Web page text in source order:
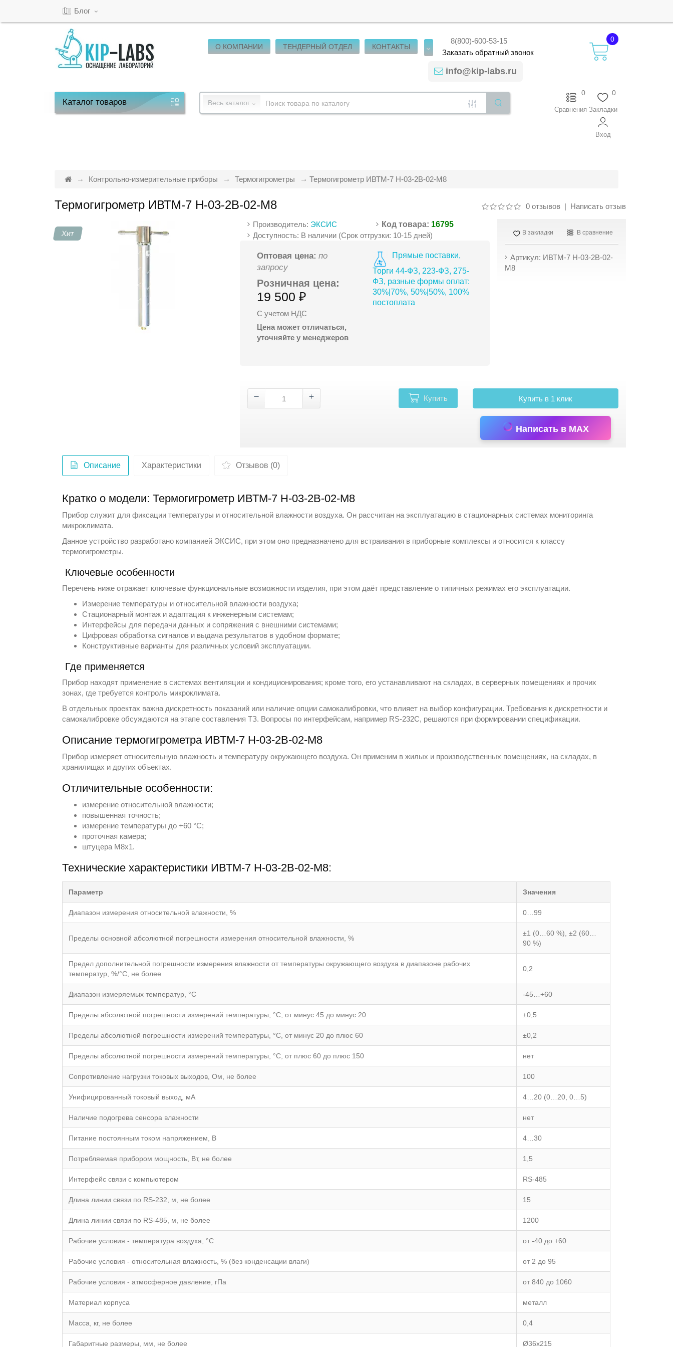
Блог
О КОМПАНИИ ТЕНДЕРНЫЙ ОТДЕЛ КОНТАКТЫ
8(800)-600-53-15
Заказатьобратныйзвонок
info@kip-labs.ru
0
Каталогтоваров Весь каталог
0
Закладки
0
Сравнения
Вход
Контрольно-измерительные приборы Термогигрометры Термогигрометр ИВТМ-7 Н-03-2В-02-М8
Термогигрометр ИВТМ-7 Н-03-2В-02-М8 0 отзывов| Написать отзыв
Хит
Производитель: ЭКСИС Код товара: 16795
Доступность: В наличии (Срок отгрузки: 10-15 дней)
Оптовая цена: по
запросу
Розничная цена:
19 500 ₽
С учетом НДС
Цена может отличаться,
уточняйте у менеджеров
Прямые поставки,
Торги 44-ФЗ, 223-ФЗ, 275-
ФЗ, разные формы оплат:
30%|70%, 50%|50%, 100%
постоплата
В закладки В сравнение
Артикул: ИВТМ-7 Н-03-2В-02-
М8
Купить Купить в 1 клик
Написать в MAX
Описание Характеристики Отзывов (0)
Кратко о модели: Термогигрометр ИВТМ-7 Н-03-2В-02-М8
Прибор служит для фиксации температуры и относительной влажности воздуха. Он рассчитан на эксплуатацию в стационарных системах мониторинга
микроклимата.
Данное устройство разработано компанией ЭКСИС, при этом оно предназначено для встраивания в приборные комплексы и относится к классу
термогигрометры.
Ключевые особенности
Перечень ниже отражает ключевые функциональные возможности изделия, при этом даёт представление о типичных режимах его эксплуатации.
Измерение температуры и относительной влажности воздуха;
Стационарный монтаж и адаптация к инженерным системам;
Интерфейсы для передачи данных и сопряжения с внешними системами;
Цифровая обработка сигналов и выдача результатов в удобном формате;
Конструктивные варианты для различных условий эксплуатации.
Где применяется
Прибор находят применение в системах вентиляции и кондиционирования; кроме того, его устанавливают на складах, в серверных помещениях и прочих
зонах, где требуется контроль микроклимата.
В отдельных проектах важна дискретность показаний или наличие опции самокалибровки, что влияет на выбор конфигурации. Требования к дискретности и
самокалибровке обсуждаются на этапе составления ТЗ. Вопросы по интерфейсам, например RS-232C, решаются при формировании спецификации.
Описание термогигрометра ИВТМ-7 Н-03-2В-02-М8
Прибор измеряет относительную влажность и температуру окружающего воздуха. Он применим в жилых и производственных помещениях, на складах, в
хранилищах и других объектах.
Отличительные особенности:
измерение относительной влажности;
повышенная точность;
измерение температуры до +60 °С;
проточная камера;
штуцера М8x1.
Технические характеристики ИВТМ-7 Н-03-2В-02-М8:
Параметр Значения
Диапазон измерения относительной влажности, % 0…99
Пределы основной абсолютной погрешности измерения относительной влажности, %
±1 (0…60 %), ±2 (60…
90 %)
Предел дополнительной погрешности измерения влажности от температуры окружающего воздуха в диапазоне рабочих
температур, %/°С, не более
0,2
Диапазон измеряемых температур, °С -45…+60
Пределы абсолютной погрешности измерений температуры, °С, от минус 45 до минус 20 ±0,5
Пределы абсолютной погрешности измерений температуры, °С, от минус 20 до плюс 60 ±0,2
Пределы абсолютной погрешности измерений температуры, °С, от плюс 60 до плюс 150 нет
Сопротивление нагрузки токовых выходов, Ом, не более 100
Унифицированный токовый выход, мА 4…20 (0…20, 0…5)
Наличие подогрева сенсора влажности нет
Питание постоянным током напряжением, В 4…30
Потребляемая прибором мощность, Вт, не более 1,5
Интерфейс связи с компьютером RS-485
Длина линии связи по RS-232, м, не более 15
Длина линии связи по RS-485, м, не более 1200
Рабочие условия - температура воздуха, °С от -40 до +60
Рабочие условия - относительная влажность, % (без конденсации влаги) от 2 до 95
Рабочие условия - атмосферное давление, гПа от 840 до 1060
Материал корпуса металл
Масса, кг, не более 0,4
Габаритные размеры, мм, не более Ø36х215